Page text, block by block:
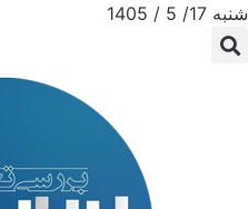
شنبه 17/ 5 / 1405